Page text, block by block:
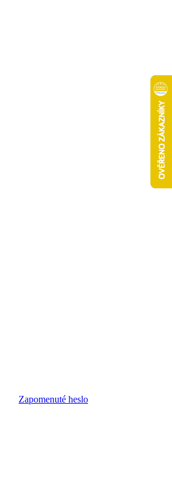
Zapomenuté heslo